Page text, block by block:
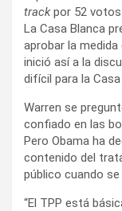
trackpor 52 votos
La Casa Blanca
aprobar la
inició así a la
difícil para la Casa
Warren se
confiado en las
Pero Obama ha
contenido del
público cuando se
“El TPP está